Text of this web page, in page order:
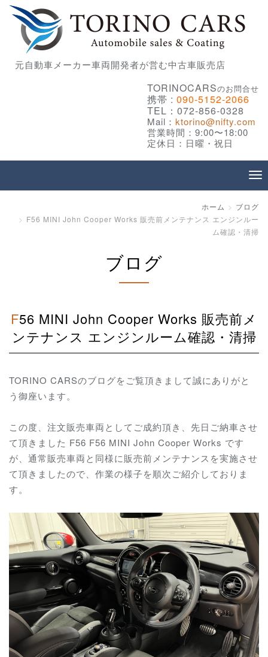
元自動車メーカー車両開発者が営む中古車販売店
TORINOCARSのお問合せ
携帯 : 090-5152-2066
TEL：072-856-0328
Mail： ktorino@nifty.com
営業時間：9:00〜18:00
定休日：日曜・祝日
ホーム
ブログ
F56 MINI John Cooper Works 販売前メンテナンス エンジンルー
ム確認・清掃
ブログ
F56 MINI John Cooper Works 販売前メ
ンテナンス エンジンルーム確認・清掃
TORINO CARSのブログをご覧頂きまして誠にありがと
う御座います。
この度、注文販売車両としてご成約頂き、先日ご納車させ
て頂きました F56 F56 MINI John Cooper Works です
が、通常販売車両と同様に販売前メンテナンスを実施させ
て頂きましたので、作業の様子を順次ご紹介しておりま
す。